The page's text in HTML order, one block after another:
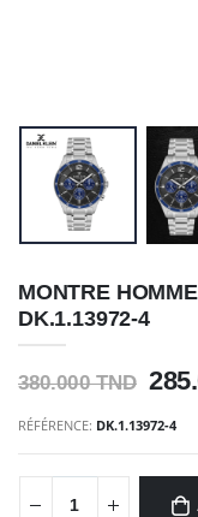
MONTRE
DK.1.13972-4
380.000 TND
RÉFÉRENCE: DK.1.13972-4